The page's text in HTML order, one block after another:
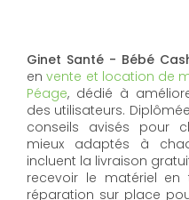
Ginet Santé - Bébé
envente et location de
Péage, dédié à
des utilisateurs.
conseils avisés pour
mieux adaptés à
incluent la livraison
recevoir le matériel en
réparation sur place